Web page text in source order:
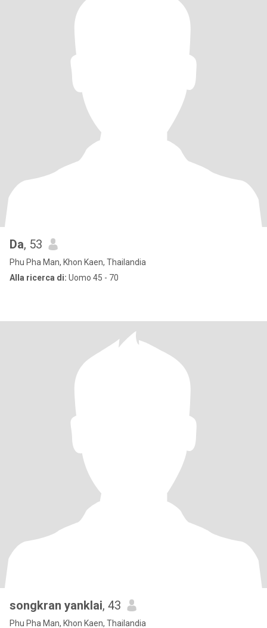
Da, 53
Phu Pha Man, Khon Kaen, Thailandia
Alla ricerca di: Uomo 45 - 70
songkran yanklai, 43
Phu Pha Man, Khon Kaen, Thailandia